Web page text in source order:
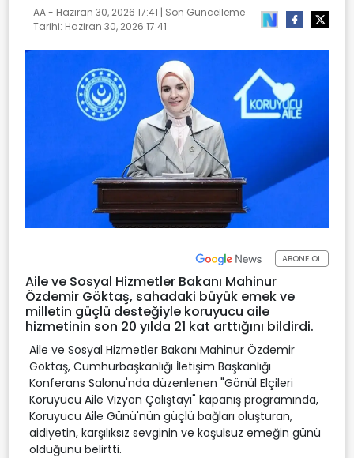
AA - Haziran 30, 2026 17:41 | Son Güncelleme
Tarihi: Haziran 30, 2026 17:41
ABONE OL
Aile ve Sosyal Hizmetler Bakanı Mahinur
Özdemir Göktaş, sahadaki büyük emek ve
milletin güçlü desteğiyle koruyucu aile
hizmetinin son 20 yılda 21 kat arttığını bildirdi.
Aile ve Sosyal Hizmetler Bakanı Mahinur Özdemir
Göktaş, Cumhurbaşkanlığı İletişim Başkanlığı
Konferans Salonu'nda düzenlenen "Gönül Elçileri
Koruyucu Aile Vizyon Çalıştayı" kapanış programında,
Koruyucu Aile Günü'nün güçlü bağları oluşturan,
aidiyetin, karşılıksız sevginin ve koşulsuz emeğin günü
olduğunu belirtti.